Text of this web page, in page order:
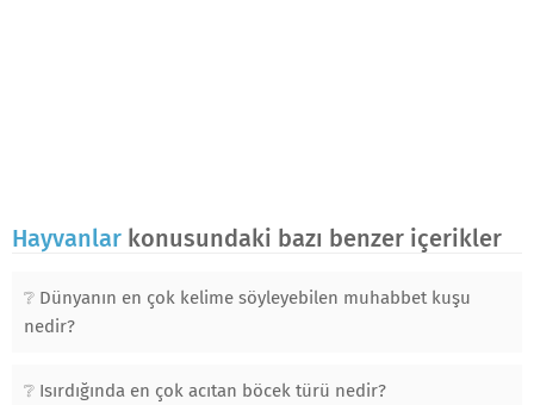
Hayvanlar konusundaki bazı benzer içerikler
Dünyanın en çok kelime söyleyebilen muhabbet kuşu
nedir?
Isırdığında en çok acıtan böcek türü nedir?